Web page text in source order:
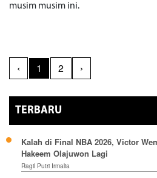
musim musim ini.
‹ 1 2 ›
TERBARU
Kalah di Final NBA 2026, Victor
Hakeem Olajuwon Lagi
Ragil Putri Irmalia